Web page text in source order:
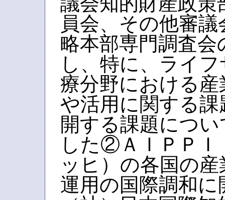
員会、その他審
略本部専門調査会
し、特に、ライ
療分野における
や活用に関する
開する課題につ
した②ＡＩＰＰＩ
ッヒ）の各国の
運用の国際調和